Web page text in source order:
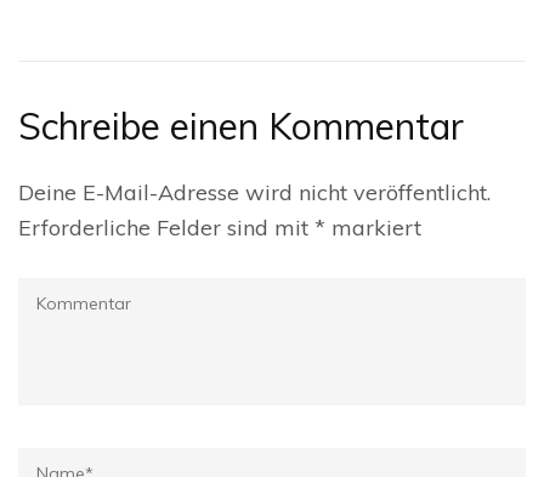
Schreibe einen Kommentar
Deine E-Mail-Adresse wird nicht veröffentlicht.
Erforderliche Felder sind mit * markiert
Kommentar
Name*